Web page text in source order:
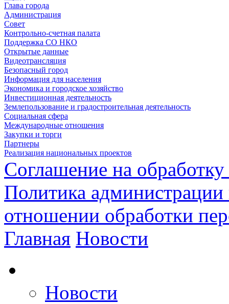
Глава города
Администрация
Совет
Контрольно-счетная палата
Поддержка СО НКО
Открытые данные
Видеотрансляция
Безопасный город
Информация для населения
Экономика и городское хозяйство
Инвестиционная деятельность
Землепользование и градостроительная деятельность
Социальная сфера
Международные отношения
Закупки и торги
Партнеры
Реализация национальных проектов
Соглашение на
Политика
отношении обработки
Главная Новости
Новости